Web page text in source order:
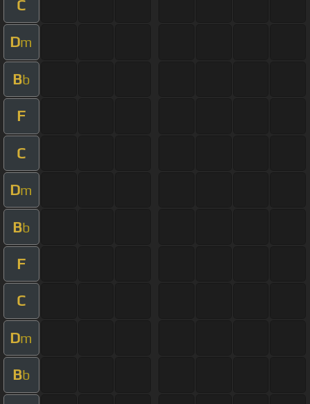
C
Dm
Bb
F
C
Dm
Bb
F
C
Dm
Bb